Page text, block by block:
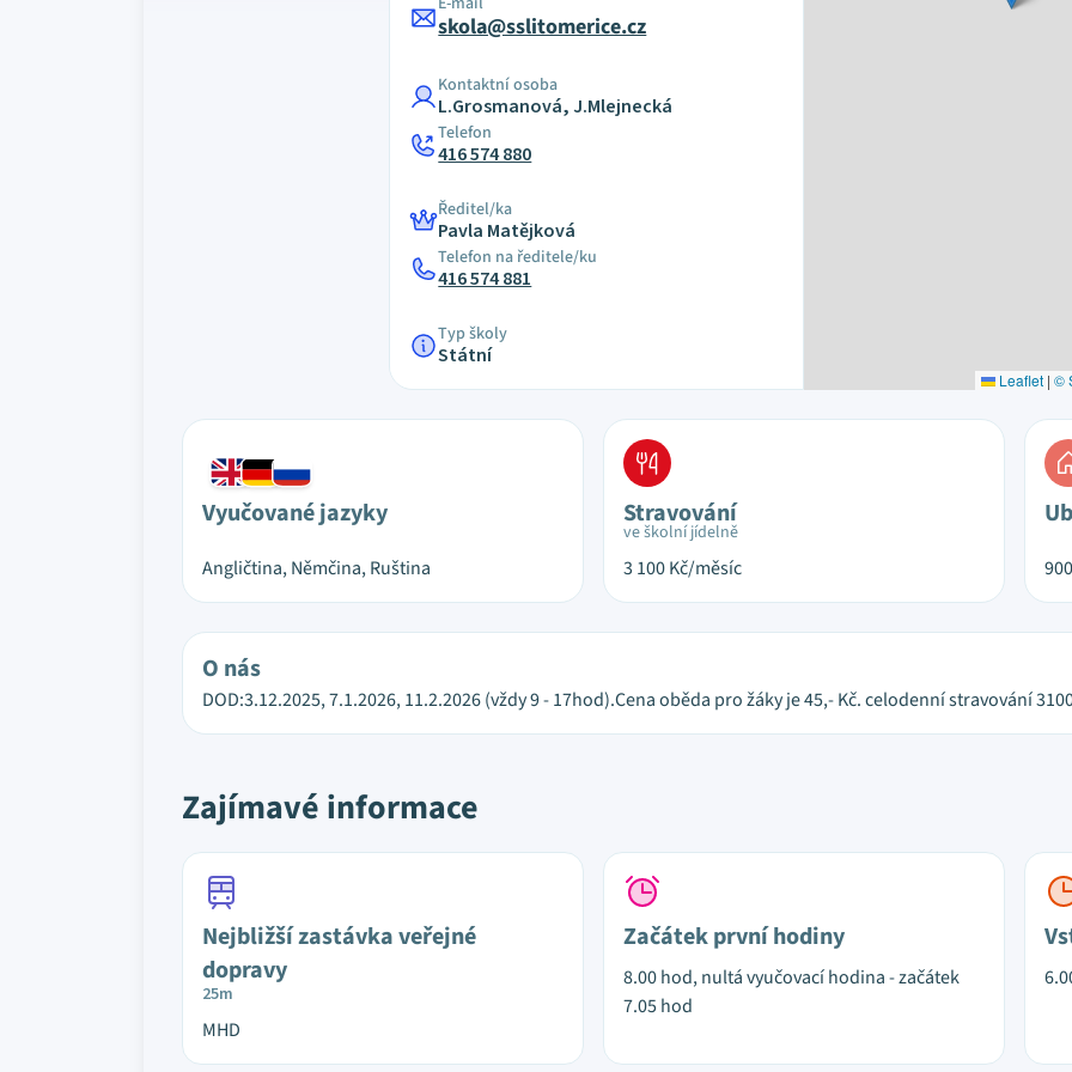
skola@sslitomerice.cz
Kontaktní osoba
L.Grosmanová, J.Mlejnecká
Telefon
416 574 880
Ředitel/ka
Pavla Matějková
Telefon na ředitele/ku
416 574 881
Typ školy
Státní
Leaflet | ©
Vyučované jazyky
Angličtina, Němčina, Ruština
Stravování
ve školní jídelně
3 100Kč/měsíc
O nás
DOD:3.12.2025, 7.1.2026, 11.2.2026 (vždy 9 - 17hod).Cena oběda pro žáky je 45,- Kč. celodenní stravování
Zajímavé informace
Nejbližší zastávka veřejné
dopravy
25m
MHD
Začátek první hodiny
8.00 hod, nultá vyučovací hodina - začátek
7.05 hod